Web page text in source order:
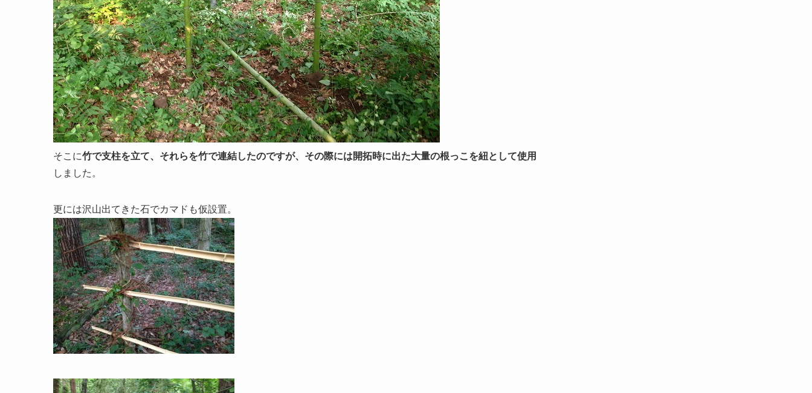
そこに竹で支柱を立て、それらを竹で連結したのですが、その際には開拓時に出た大量の根っこを紐として使用
しました。
更には沢山出てきた石でカマドも仮設置。